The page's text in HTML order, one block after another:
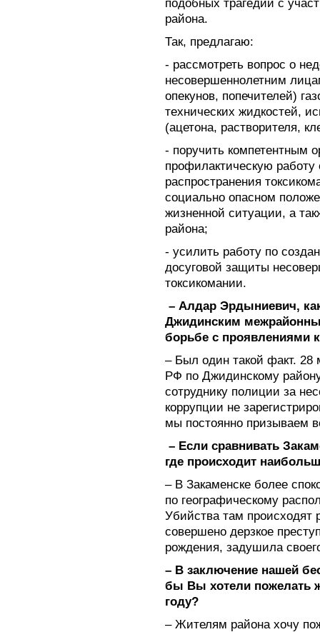
подобных трагедий с
района.
Так, предлагаю:
- рассмотреть вопрос о
несовершеннолетним
опекунов, попечителей)
технических жидкостей,
(ацетона, растворителя,
- поручить компетентным
профилактическую работу
распространения
социально опасном
жизненной ситуации, а
района;
- усилить работу по
досуговой защиты
токсикомании.
– Алдар Эрдыниевич,
Джидинским
борьбе с проявлениями
– Был один такой факт.
РФ по Джидинскому
сотруднику полиции за
коррупции не
мы постоянно призываем
– Если сравнивать
где происходит
– В Закаменске более
по географическому
Убийства там происходят
совершено дерзкое
рождения, задушила
– В заключение нашей
бы Вы хотели пожелать
году?
– Жителям района хочу